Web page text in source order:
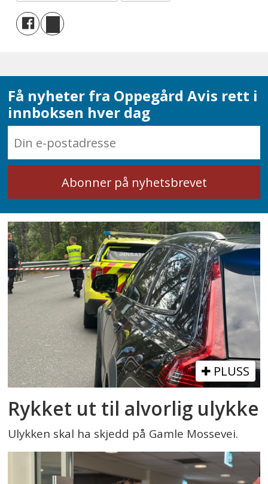
Få nyheter fra Oppegård Avis rett i
innboksen hver dag
PLUSS
Rykket ut til alvorlig ulykke
Ulykken skal ha skjedd på Gamle Mossevei.